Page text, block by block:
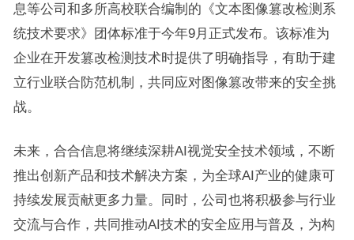
息等公司和多所高校联合编制的《文本图像篡改检测系
统技术要求》团体标准于今年9月正式发布。该标准为
企业在开发篡改检测技术时提供了明确指导，有助于建
立行业联合防范机制，共同应对图像篡改带来的安全挑
战。
未来，合合信息将继续深耕AI视觉安全技术领域，不断
推出创新产品和技术解决方案，为全球AI产业的健康可
持续发展贡献更多力量。同时，公司也将积极参与行业
交流与合作，共同推动AI技术的安全应用与普及，为构